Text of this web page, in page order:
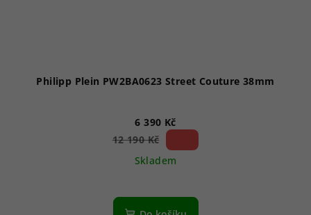
Philipp Plein PW2BA0623 Street Couture 38mm
6 390 Kč
12 190 Kč
Skladem